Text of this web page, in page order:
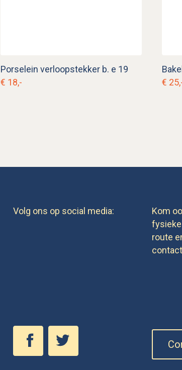
Porselein verloopstekker b. e 19
€ 18,-
€
Volg ons op social media:
Kom
route